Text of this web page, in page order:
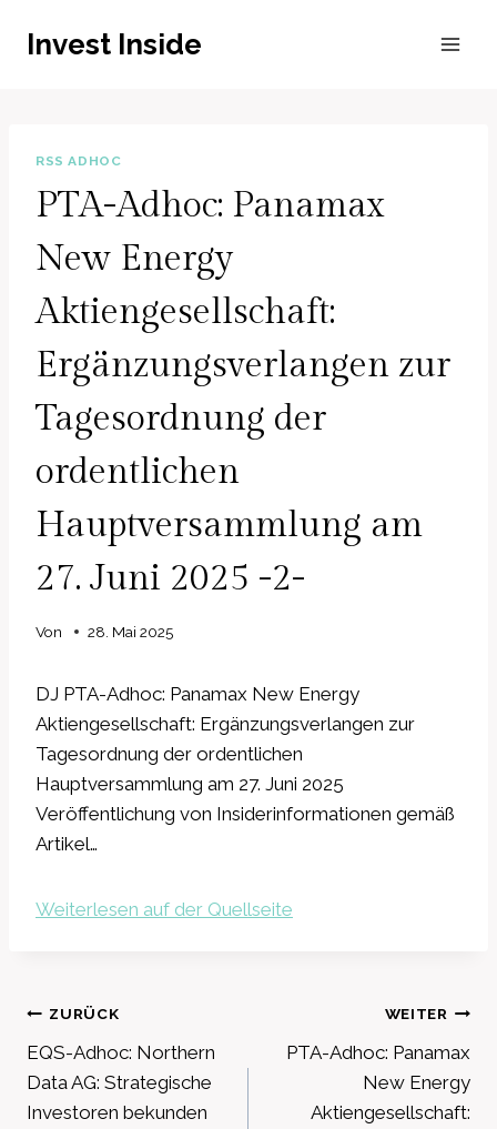
InhaltInvest Inside
RSS ADHOC
PTA-Adhoc: Panamax
New Energy
Aktiengesellschaft:
Ergänzungsverlangen zur
Tagesordnung der
ordentlichen
Hauptversammlung am
27. Juni 2025 -2-
Von 28. Mai 2025
DJ PTA-Adhoc: Panamax New Energy
Aktiengesellschaft: Ergänzungsverlangen zur
Tagesordnung der ordentlichen
Hauptversammlung am 27. Juni 2025
Veröffentlichung von Insiderinformationen gemäß
Artikel…
Weiterlesen auf der Quellseite
Beitragsnavigation
ZURÜCK
EQS-Adhoc: Northern
Data AG: Strategische
Investoren bekunden
WEITER
PTA-Adhoc: Panamax
New Energy
Aktiengesellschaft: